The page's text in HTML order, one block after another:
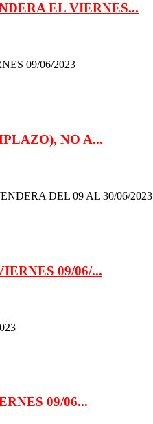
EL VIERNES...
09/06/2023
NO A...
DEL 09 AL 30/06/2023
09/06/...
09/06...